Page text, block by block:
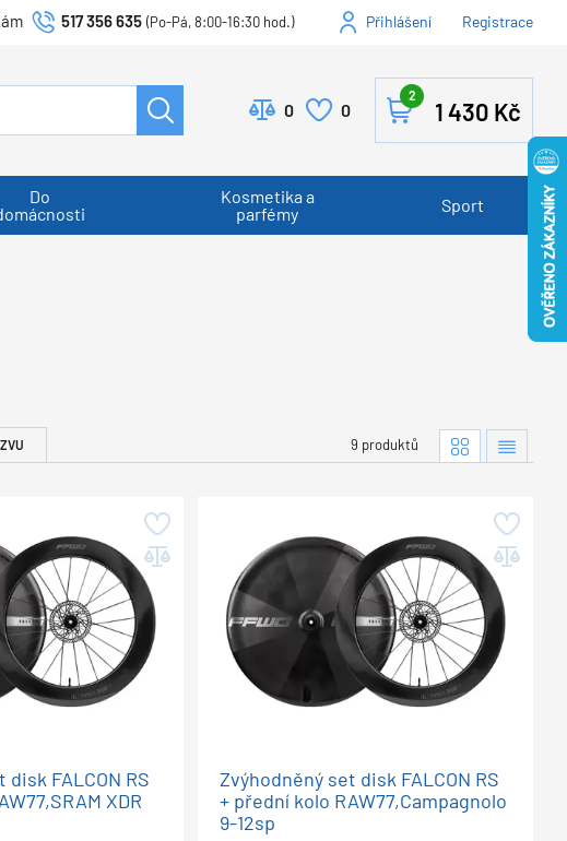
517 356 635 (Po-Pá, 8:00-16:30 hod.) Přihlášení Registrace
0 0 1 430 Kč
2
Do
Kosmetika a
parfémy
Sport
9 produktů
FALCON RS
XDR
Zvýhodněný set disk FALCON RS
+ přední kolo RAW77,Campagnolo
9-12sp